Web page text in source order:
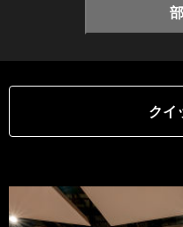
クイ